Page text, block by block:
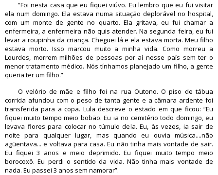
“Foi nesta casa que eu fiquei viúvo. Eu lembro que eu fui visitar
ela num domingo. Ela estava numa situação deplorável no hospital,
com um monte de gente no quarto. Ela gritava, eu fui chamar a
enfermeira, a enfermeira não quis atender. Na segunda feira, eu fui
levar a roupinha da criança. Cheguei lá e ela estava morta. Meu filho
estava morto. Isso marcou muito a minha vida. Como morreu a
Lourdes, morrem milhões de pessoas por aí nesse país sem ter o
menor tratamento médico. Nós tínhamos planejado um filho, a gente
queria ter um filho.”
O velório de mãe e filho foi na rua Outono. O piso de tábua
corrida afundou com o peso de tanta gente e a câmara ardente foi
transferida para a copa. Lula descreve o estado em que ficou: “Eu
fiquei muito tempo meio bobão. Eu ia no cemitério todo domingo, eu
levava flores para colocar no túmulo dela. Eu, às vezes, ia sair de
noite para qualquer lugar, mas quando eu ouvia música....não
agüentava... e voltava para casa. Eu não tinha mais vontade de sair.
Eu fiquei 3 anos e meio deprimido. Eu fiquei muito tempo meio
borocoxô. Eu perdi o sentido da vida. Não tinha mais vontade de
nada. Eu passei 3 anos sem namorar”.